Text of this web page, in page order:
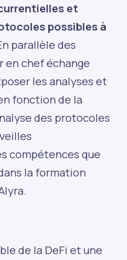
et
possibles à
parallèle des
en chef échange
les analyses et
fonction de la
des protocoles
compétences que
la formation
.
de la DeFi et une